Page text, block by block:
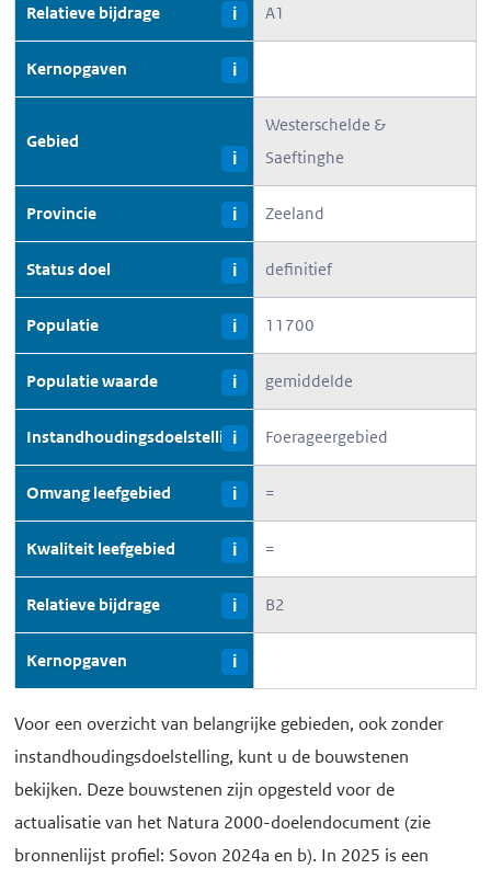
Relatieve bijdrage i A1
Kernopgaven i
Gebied
i
Westerschelde &
Saeftinghe
Provincie i Zeeland
Status doel i definitief
Populatie i 11700
Populatie waarde i gemiddelde
Instandhoudingsdoelstellingi Foerageergebied
Omvang leefgebied i =
Kwaliteit leefgebied i =
Relatieve bijdrage i B2
Kernopgaven i
Voor een overzicht van belangrijke gebieden, ook zonder
instandhoudingsdoelstelling, kunt u de bouwstenen
bekijken. Deze bouwstenen zijn opgesteld voor de
actualisatie van het Natura 2000-doelendocument (zie
bronnenlijst profiel: Sovon 2024a en b). In 2025 is een